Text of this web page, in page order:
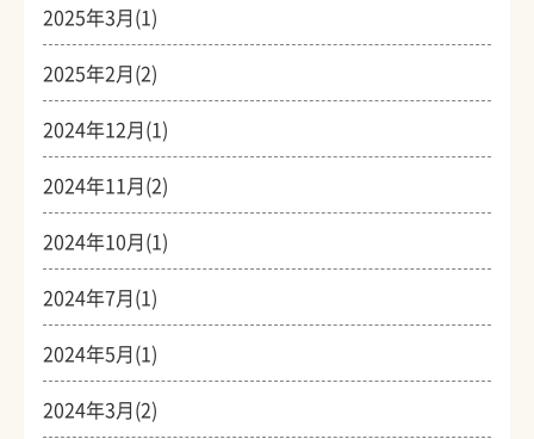
2025年3月(1)
2025年2月(2)
2024年12月(1)
2024年11月(2)
2024年10月(1)
2024年7月(1)
2024年5月(1)
2024年3月(2)